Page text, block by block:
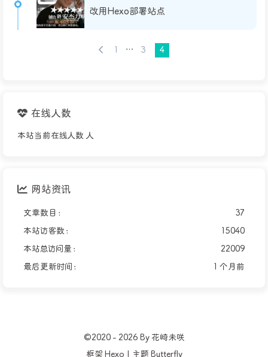
改用Hexo部署站点
1 … 3 4
在线人数
本站当前在线人数 人
网站资讯
文章数目 :
37
本站访客数 :
15040
本站总访问量 :
22009
最后更新时间 :
1 个月前
©2020 - 2026 By 花崎未咲
框架 Hexo 主题 Butterfly